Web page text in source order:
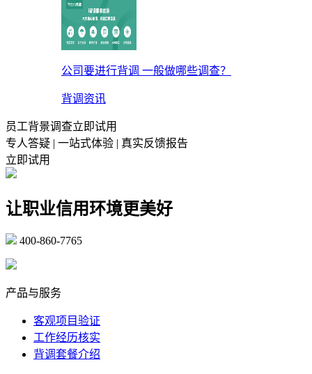
公司要进行背调 一般做哪些调查？
背调资讯
员工背景调查立即试用
专人答疑 | 一站式体验 | 真实反馈报告
立即试用
让职业信用环境更美好
400-860-7765
产品与服务
客观项目验证
工作经历核实
背调套餐介绍